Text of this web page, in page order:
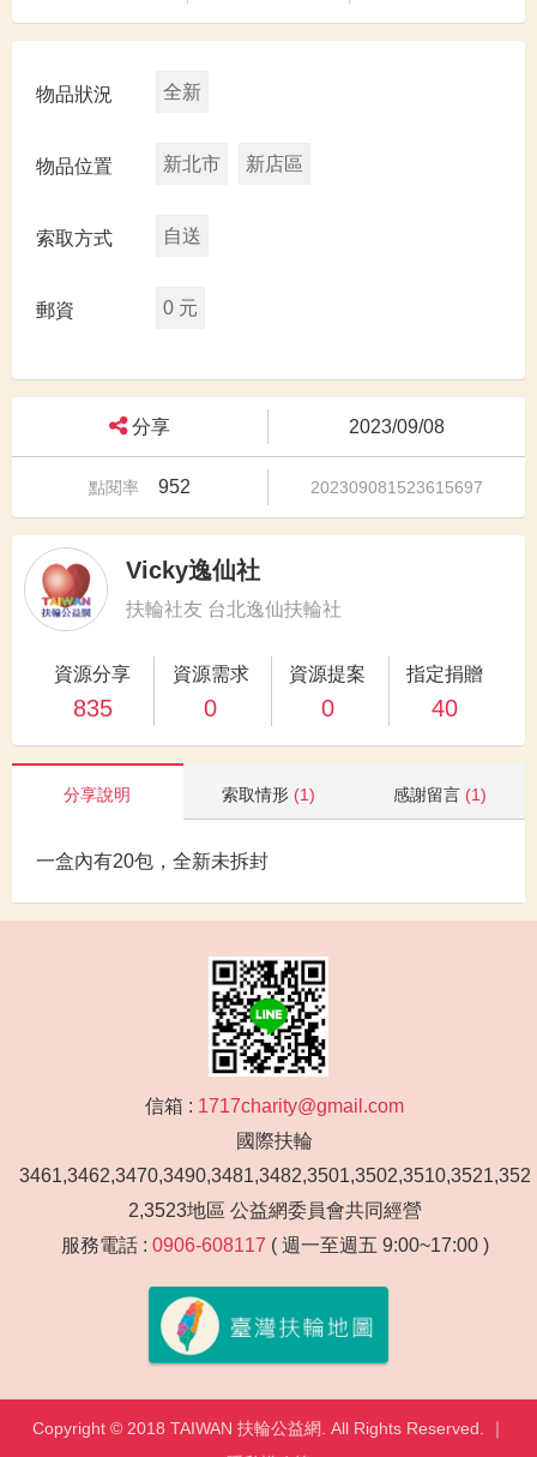
物品狀況 全新
物品位置 新北市 新店區
索取方式 自送
郵資 0 元
分享 2023/09/08
點閱率 952 202309081523615697
Vicky逸仙社
扶輪社友 台北逸仙扶輪社
資源分享
835
資源需求
0
資源提案
0
指定捐贈
40
分享說明 索取情形 (1) 感謝留言 (1)
一盒內有20包，全新未拆封
信箱 : 1717charity@gmail.com
國際扶輪
3461,3462,3470,3490,3481,3482,3501,3502,3510,3521,352
2,3523地區 公益網委員會共同經營
服務電話 : 0906-608117 ( 週一至週五 9:00~17:00 )
Copyright © 2018 TAIWAN 扶輪公益網. All Rights Reserved. ｜